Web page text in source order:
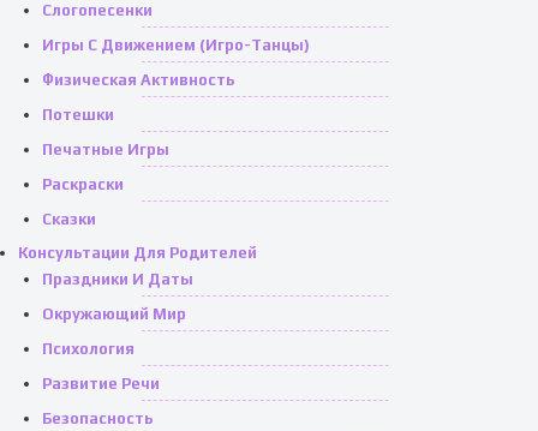
Слогопесенки
Игры С Движением (игро-Танцы)
Физическая Активность
Потешки
Печатные Игры
Раскраски
Сказки
Консультации Для Родителей
Праздники И Даты
Окружающий Мир
Психология
Развитие Речи
Безопасность